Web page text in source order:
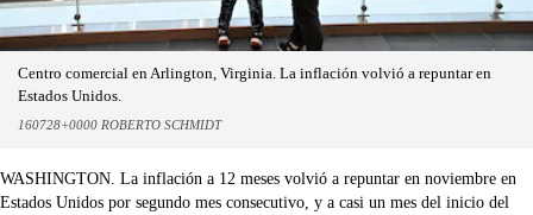
Centro comercial en Arlington, Virginia. La inflación volvió a repuntar en
Estados Unidos.
160728+0000 ROBERTO SCHMIDT
WASHINGTON. La inflación a 12 meses volvió a repuntar en noviembre en
Estados Unidos por segundo mes consecutivo, y a casi un mes del inicio del